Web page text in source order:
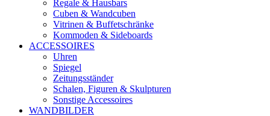
Regale & Hausbars
Cuben & Wandcuben
Vitrinen & Buffetschränke
Kommoden & Sideboards
ACCESSOIRES
Uhren
Spiegel
Zeitungsständer
Schalen, Figuren & Skulpturen
Sonstige Accessoires
WANDBILDER